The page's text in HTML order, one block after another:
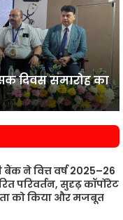
दिवस समारोह का
ने वित्त वर्ष 2025–26
परिवर्तन, सुदृढ़ कॉर्पोरेट
को किया और मजबूत